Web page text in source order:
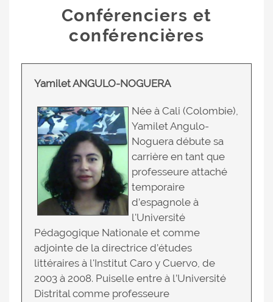
Conférenciers et
conférencières
Yamilet ANGULO-NOGUERA
Née à Cali (Colombie),
Yamilet Angulo-
Noguera débute sa
carrière en tant que
professeure attaché
temporaire
d’espagnole à
l'Université
Pédagogique Nationale et comme
adjointe de la directrice d’études
littéraires à l'Institut Caro y Cuervo, de
2003 à 2008. Puiselle entre à l’Université
Distrital comme professeure